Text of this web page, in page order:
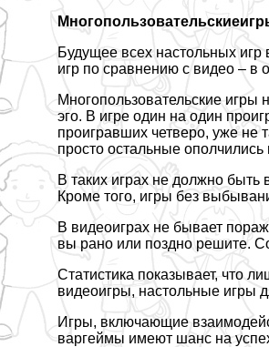
Многопользовательские
Будущее всех настольных игр
игр по сравнению с видео – в
Многопользовательские
эго. В игре один на один
проигравших четверо, уже не
просто остальные ополчились
В таких играх не должно
Кроме того, игры без
В видеоиграх не бывает
вы рано или поздно решите.
Статистика показывает, что
видеоигры, настольные игры
Игры, включающие
варгeймы имеют шанс на